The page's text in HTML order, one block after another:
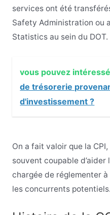
services ont été
Safety Administration ou
Statistics au sein du DOT.
vous pouvez
de trésorerie
d'investissement ?
On a fait valoir que la
souvent coupable d’aider
chargée de réglementer
les concurrents potentiels.